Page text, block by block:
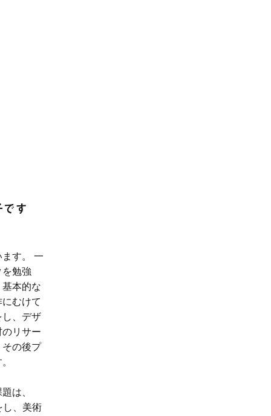
す
す。 一
勉強
本的な
むけて
し、デザ
リサー
その後プ
は、
し、美術